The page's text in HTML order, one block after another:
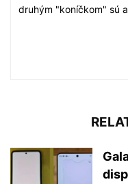
druhým "koníčkom" sú